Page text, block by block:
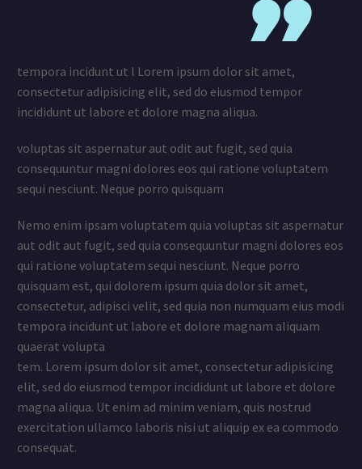
tempora incidunt ut l Lorem ipsum dolor sit amet,
consectetur adipisicing elit, sed do eiusmod tempor
incididunt ut labore et dolore magna aliqua.
voluptas sit aspernatur aut odit aut fugit, sed quia
consequuntur magni dolores eos qui ratione voluptatem
sequi nesciunt. Neque porro quisquam
Nemo enim ipsam voluptatem quia voluptas sit aspernatur
aut odit aut fugit, sed quia consequuntur magni dolores eos
qui ratione voluptatem sequi nesciunt. Neque porro
quisquam est, qui dolorem ipsum quia dolor sit amet,
consectetur, adipisci velit, sed quia non numquam eius modi
tempora incidunt ut labore et dolore magnam aliquam
quaerat volupta
tem. Lorem ipsum dolor sit amet, consectetur adipisicing
elit, sed do eiusmod tempor incididunt ut labore et dolore
magna aliqua. Ut enim ad minim veniam, quis nostrud
exercitation ullamco laboris nisi ut aliquip ex ea commodo
consequat.